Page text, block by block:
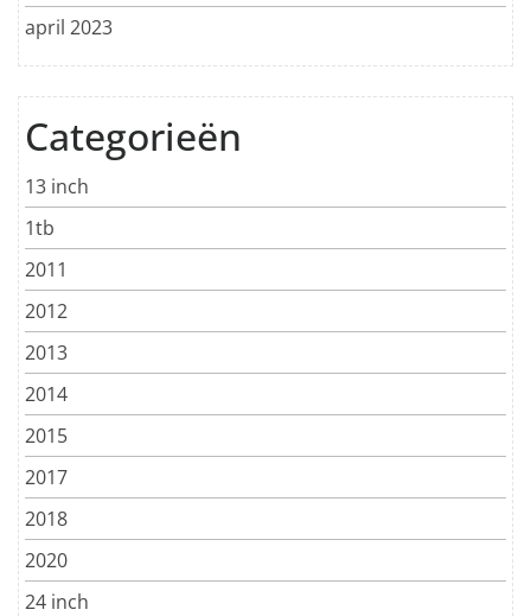
april 2023
Categorieën
13 inch
1tb
2011
2012
2013
2014
2015
2017
2018
2020
24 inch